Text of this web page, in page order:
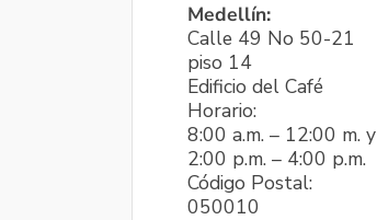
Medellín:
Calle 49 No 50-21
piso 14
Edificio del Café
Horario:
8:00 a.m. – 12:00 m. y
2:00 p.m. – 4:00 p.m.
Código Postal:
050010